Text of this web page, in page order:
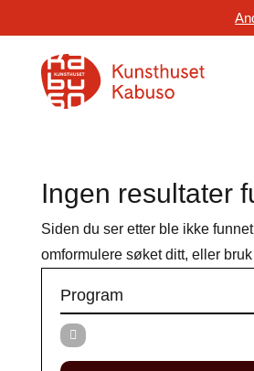
Ingen resultater
Siden du ser etter ble ikke
omformulere søket ditt, eller
Program